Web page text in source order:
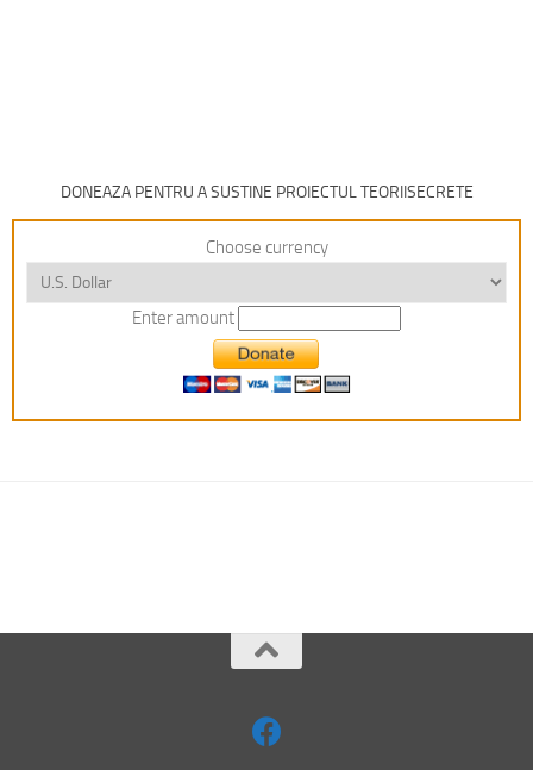
DONEAZA PENTRU A SUSTINE PROIECTUL TEORIISECRETE
Choose currency
Enter amount